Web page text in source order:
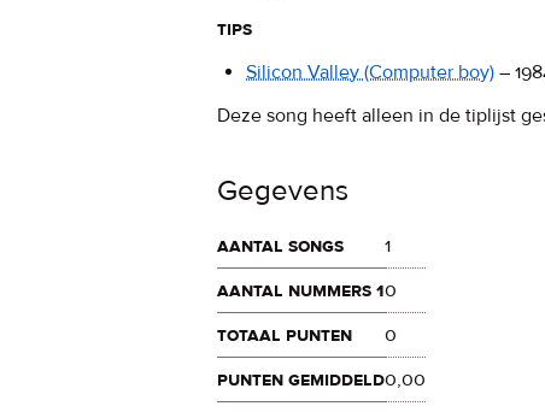
tips
Silicon Valley(Computer boy) –
Deze song heeft alleen in de tiplijst
Gegevens
aantal songs
1
aantal nummers 10
totaal punten
0
punten gemiddeld0,00